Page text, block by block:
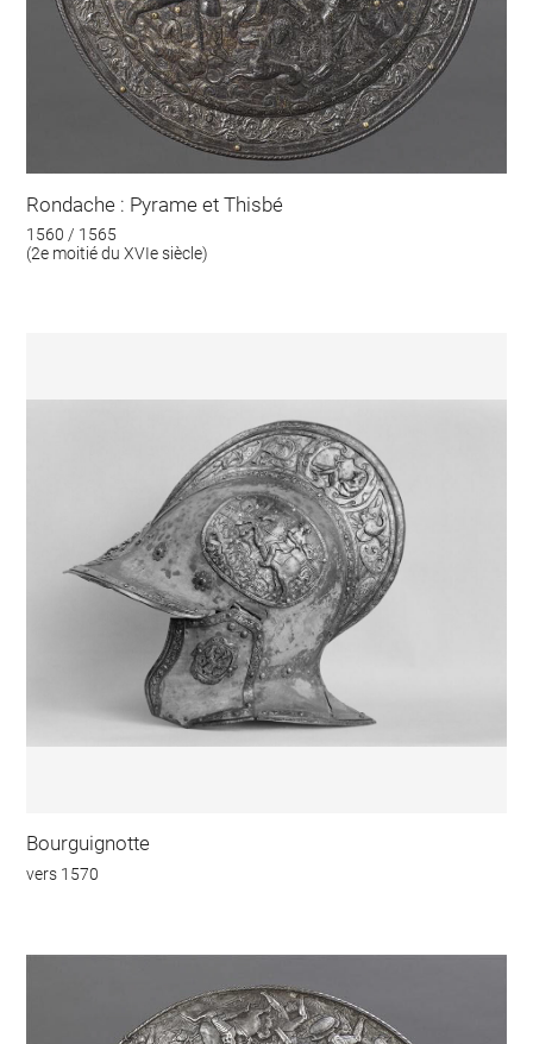
Rondache : Pyrame et Thisbé
1560 / 1565
(2e moitié du XVIe siècle)
Bourguignotte
vers 1570